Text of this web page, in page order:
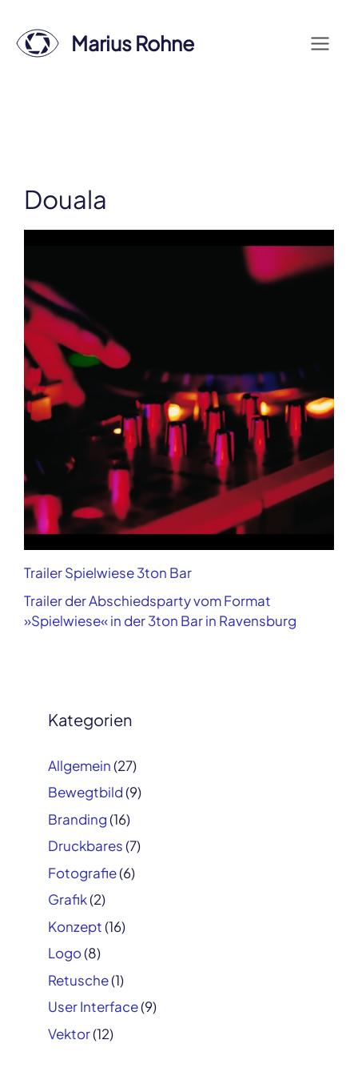
Inhalt
springen
Marius Rohne Menü
Douala
Trailer Spielwiese 3ton Bar
Trailer der Abschiedsparty vom Format
»Spielwiese« in der 3ton Bar in Ravensburg
Kategorien
Allgemein(27)
Bewegtbild(9)
Branding(16)
Druckbares(7)
Fotografie(6)
Grafik(2)
Konzept(16)
Logo(8)
Retusche(1)
User Interface(9)
Vektor(12)